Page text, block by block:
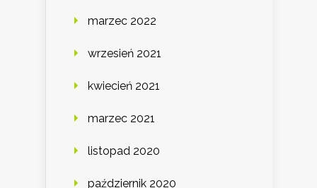
marzec 2022
wrzesień 2021
kwiecień 2021
marzec 2021
listopad 2020
październik 2020